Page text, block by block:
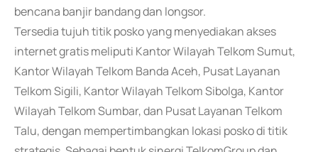
bencana banjir bandang dan longsor.
Tersedia tujuh titik posko yang menyediakan akses
internet gratis meliputi Kantor Wilayah Telkom Sumut,
Kantor Wilayah Telkom Banda Aceh, Pusat Layanan
Telkom Sigili, Kantor Wilayah Telkom Sibolga, Kantor
Wilayah Telkom Sumbar, dan Pusat Layanan Telkom
Talu, dengan mempertimbangkan lokasi posko di titik